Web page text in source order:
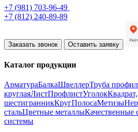
+7 (981) 703-96-49
+7 (812) 240-89-89
Заказать звонок Оставить заявку
Каталог продукции
АрматураБалкаШвеллерТруба
круглаяЛистПрофлистУголокКвадрат,
шестигранникКругПолосаМетизы
стальЦветные металлыКачественные
системы